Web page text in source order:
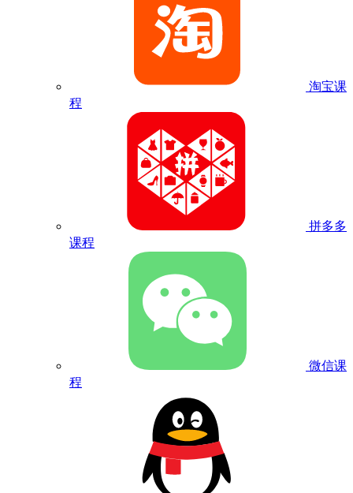
淘宝课
程
拼多多
课程
微信课
程